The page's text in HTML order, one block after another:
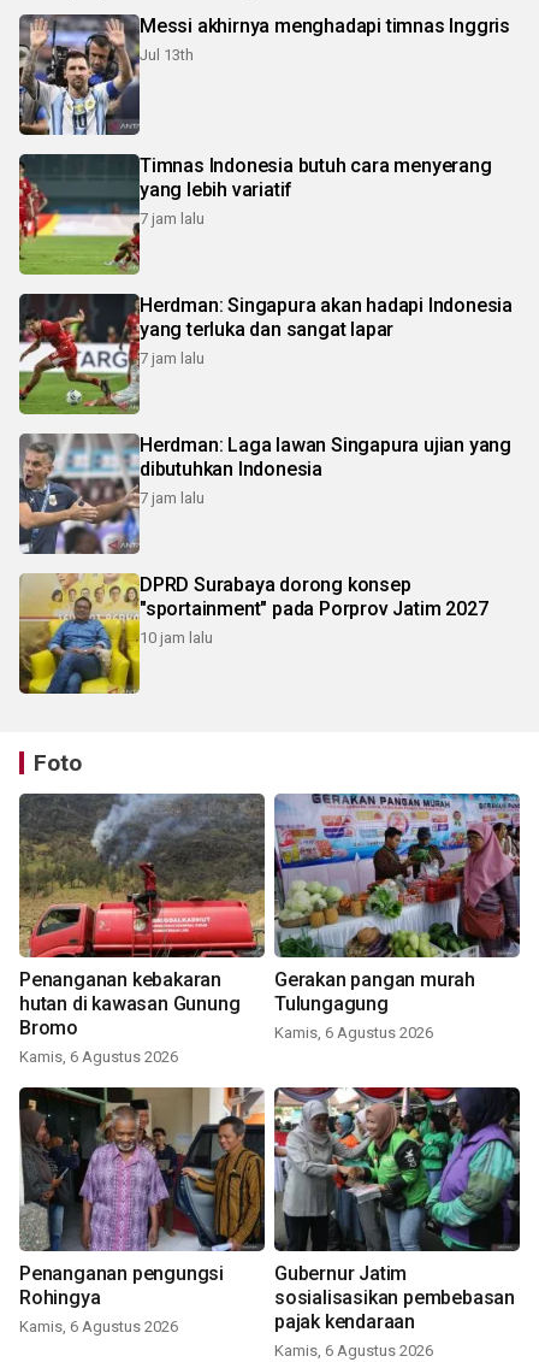
Messi akhirnya menghadapi timnas Inggris
Jul 13th
Timnas Indonesia butuh cara menyerang
yang lebih variatif
7 jam lalu
Herdman: Singapura akan hadapi Indonesia
yang terluka dan sangat lapar
7 jam lalu
Herdman: Laga lawan Singapura ujian yang
dibutuhkan Indonesia
7 jam lalu
DPRD Surabaya dorong konsep
"sportainment" pada Porprov Jatim 2027
10 jam lalu
Foto
Penanganan kebakaran
hutan di kawasan Gunung
Bromo
Kamis, 6 Agustus 2026
Gerakan pangan murah
Tulungagung
Kamis, 6 Agustus 2026
Penanganan pengungsi
Rohingya
Kamis, 6 Agustus 2026
Gubernur Jatim
sosialisasikan pembebasan
pajak kendaraan
Kamis, 6 Agustus 2026